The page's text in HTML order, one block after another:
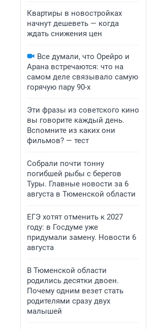
Квартиры в новостройках
начнут дешеветь — когда
ждать снижения цен
Все думали, что Орейро и
Арана встречаются: что на
самом деле связывало самую
горячую пару 90-х
Эти фразы из советского кино
вы говорите каждый день.
Вспомните из каких они
фильмов? — тест
Собрали почти тонну
погибшей рыбы с берегов
Туры. Главные новости за 6
августа в Тюменской области
ЕГЭ хотят отменить к 2027
году: в Госдуме уже
придумали замену. Новости 6
августа
В Тюменской области
родились десятки двоен.
Почему одним везет стать
родителями сразу двух
малышей